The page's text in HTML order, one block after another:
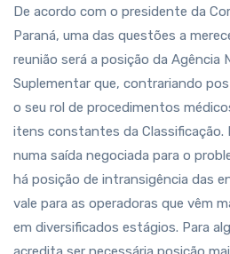
De acordo com o presidente da
Paraná, uma das questões a
reunião será a posição da Agência
Suplementar que, contrariando
o seu rol de procedimentos
itens constantes da Classificação.
numa saída negociada para o
há posição de intransigência das
vale para as operadoras que vêm
em diversificados estágios. Para